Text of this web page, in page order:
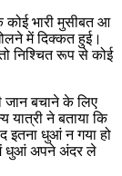
भारी मुसीबत आ
में दिक्कत हुई।
निश्चित रूप से कोई
जान बचाने के लिए
ने बताया कि
इतना धुआं न गया हो
में धुआं अपने अंदर ले